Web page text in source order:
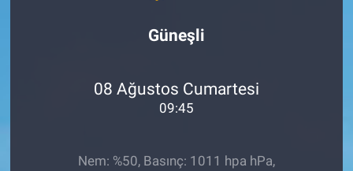
Güneşli
08 Ağustos Cumartesi
09:45
Nem: %50, Basınç: 1011 hpa hPa,